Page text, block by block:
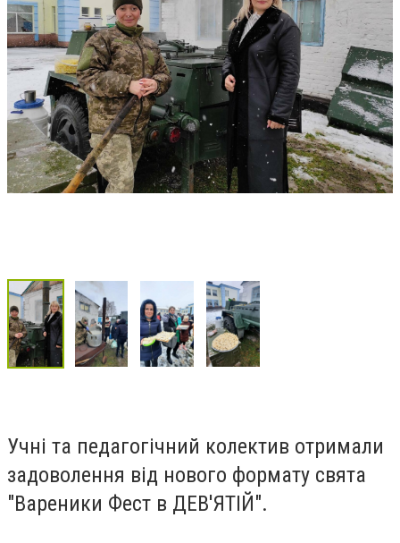
Учні та педагогічний колектив отримали
задоволення від нового формату свята
"Вареники Фест в ДЕВ'ЯТІЙ".